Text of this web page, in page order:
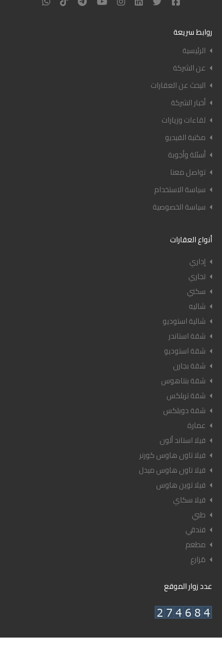
روابط سريعة
الرئيسية
عن الشركة
البحث عن العقارات
أخبار الشركة
لقاءات وزيارات
مكتبة الفيديو
أسئلة وأجوبة
تواصل معنا
سياسة الاستخدام
سياسة الخصوصية
أنواع العقارات
إداري
تجاري
سكني
شاليه
شالية استوديو
شقة استاندر
شقة استوديو
شقة بجارن
شقة بنتاهوس
شقة تربلكس
شقة دوبلكس
عمارة
فيلا استاند ألون
فيلا تاون هاوس كورنر
فيلا تاون هاوس ميدل
فيلا توين هاوس
فيلا سكاي
طبي
فندقي
مطعم
مَزارع
عدد زوار الموقع